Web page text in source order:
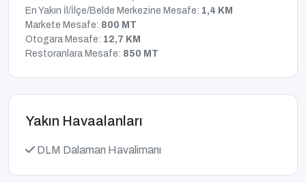
En Yakın İl/İlçe/Belde Merkezine Mesafe: 1,4 KM
Markete Mesafe: 800 MT
Otogara Mesafe: 12,7 KM
Restoranlara Mesafe: 850 MT
Yakın Havaalanları
DLM Dalaman Havalimanı